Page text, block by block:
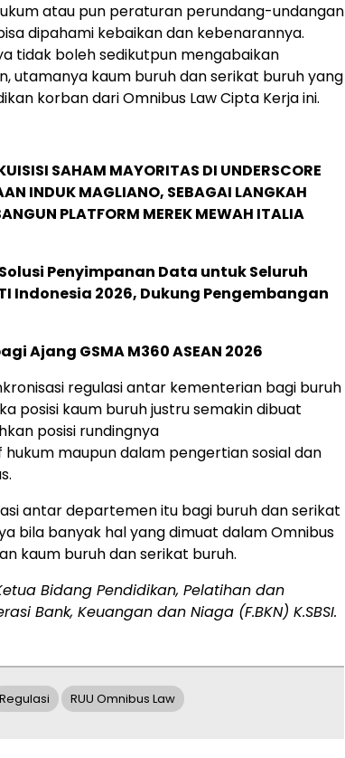
atau pun peraturan perundang-undangan
dipahami kebaikan dan kebenarannya.
tidak boleh sedikutpun mengabaikan
utamanya kaum buruh dan serikat buruh yang
korban dari Omnibus Law Cipta Kerja ini.
SAHAM MAYORITAS DI UNDERSCORE
INDUK MAGLIANO, SEBAGAI LANGKAH
PLATFORM MEREK MEWAH ITALIA
Penyimpanan Data untuk Seluruh
Indonesia 2026, Dukung Pengembangan
Ajang GSMA M360 ASEAN 2026
regulasi antar kementerian bagi buruh
posisi kaum buruh justru semakin dibuat
posisi rundingnya
maupun dalam pengertian sosial dan
antar departemen itu bagi buruh dan serikat
bila banyak hal yang dimuat dalam Omnibus
kaum buruh dan serikat buruh.
Bidang Pendidikan, Pelatihan dan
Bank, Keuangan dan Niaga (F.BKN) K.SBSI.
Regulasi RUU Omnibus Law